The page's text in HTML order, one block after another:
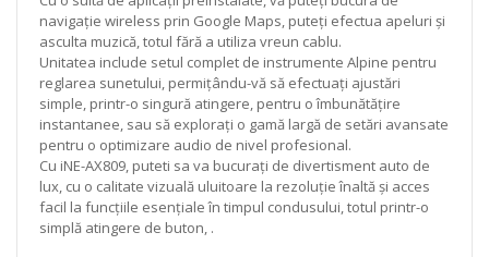
navigație wireless prin Google Maps, puteți efectua apeluri și
asculta muzică, totul fără a utiliza vreun cablu.
Unitatea include setul complet de instrumente Alpine pentru
reglarea sunetului, permițându-vă să efectuați ajustări
simple, printr-o singură atingere, pentru o îmbunătățire
instantanee, sau să explorați o gamă largă de setări avansate
pentru o optimizare audio de nivel profesional.
Cu iNE-AX809, puteti sa va bucurați de divertisment auto de
lux, cu o calitate vizuală uluitoare la rezoluție înaltă și acces
facil la funcțiile esențiale în timpul condusului, totul printr-o
simplă atingere de buton, .